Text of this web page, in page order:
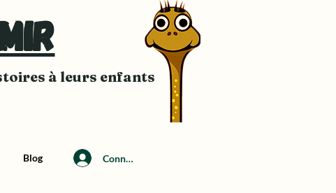
à leurs enfants
Blog Connexion